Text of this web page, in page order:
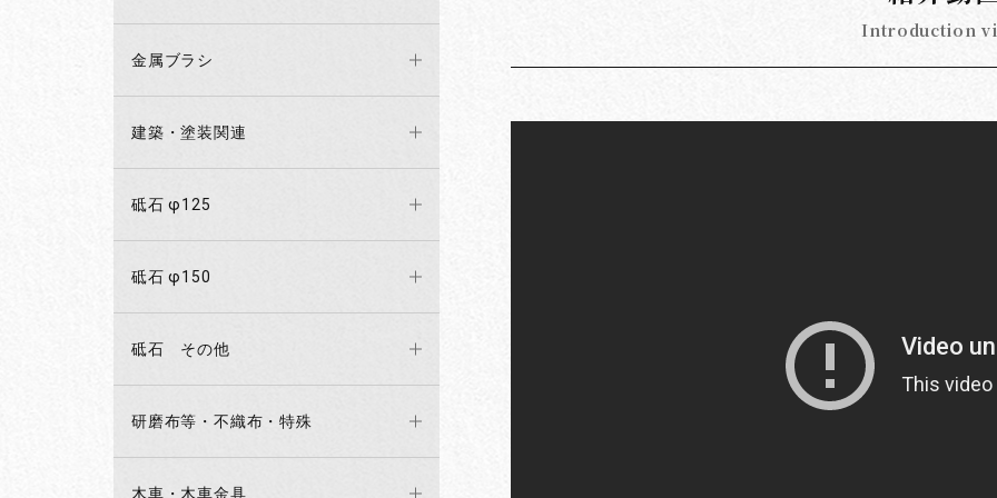
金属ブラシ
建築・塗装関連
砥石 φ125
砥石 φ150
砥石 その他
研磨布等・不織布・特殊
木車・木車金具
Introduction